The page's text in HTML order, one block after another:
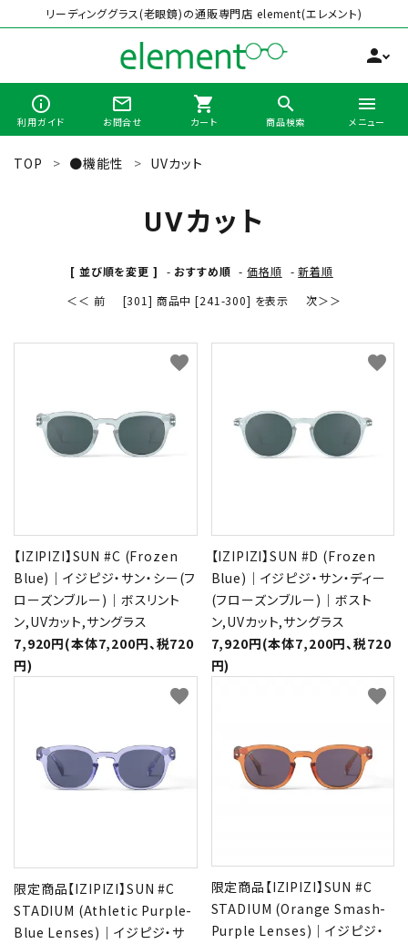
リーディンググラス(老眼鏡)の通販専門店 element(エレメント)
person
info_outline
利用ガイド
mail_outline
お問合せ
shopping_cart
カート
search
商品検索
menu
メニュー
全商品から選ぶ
形から選ぶ
価格帯から選ぶ
SALE
コンテンツ
ACCOUNT MENU
ようこそ 会員名 様
TOP ●機能性 UVカット
UVカット
[ 並び順を変更 ] - おすすめ順 -価格順 -新着順
＜＜ 前
[301] 商品中 [241-300] を表示 次＞＞
【IZIPIZI】SUN #C (Frozen
Blue)｜イジピジ・サン・シー(フ
ローズンブルー)｜ボスリント
ン,UVカット,サングラス
7,920円(本体7,200円、税720
円)
favorite
【IZIPIZI】SUN #D (Frozen
Blue)｜イジピジ・サン・ディー
(フローズンブルー)｜ボスト
ン,UVカット,サングラス
7,920円(本体7,200円、税720
円)
favorite
限定商品【IZIPIZI】SUN #C
STADIUM (Athletic Purple-
Blue Lenses)｜イジピジ・サ
favorite
限定商品【IZIPIZI】SUN #C
STADIUM (Orange Smash-
Purple Lenses)｜イジピジ・
favorite